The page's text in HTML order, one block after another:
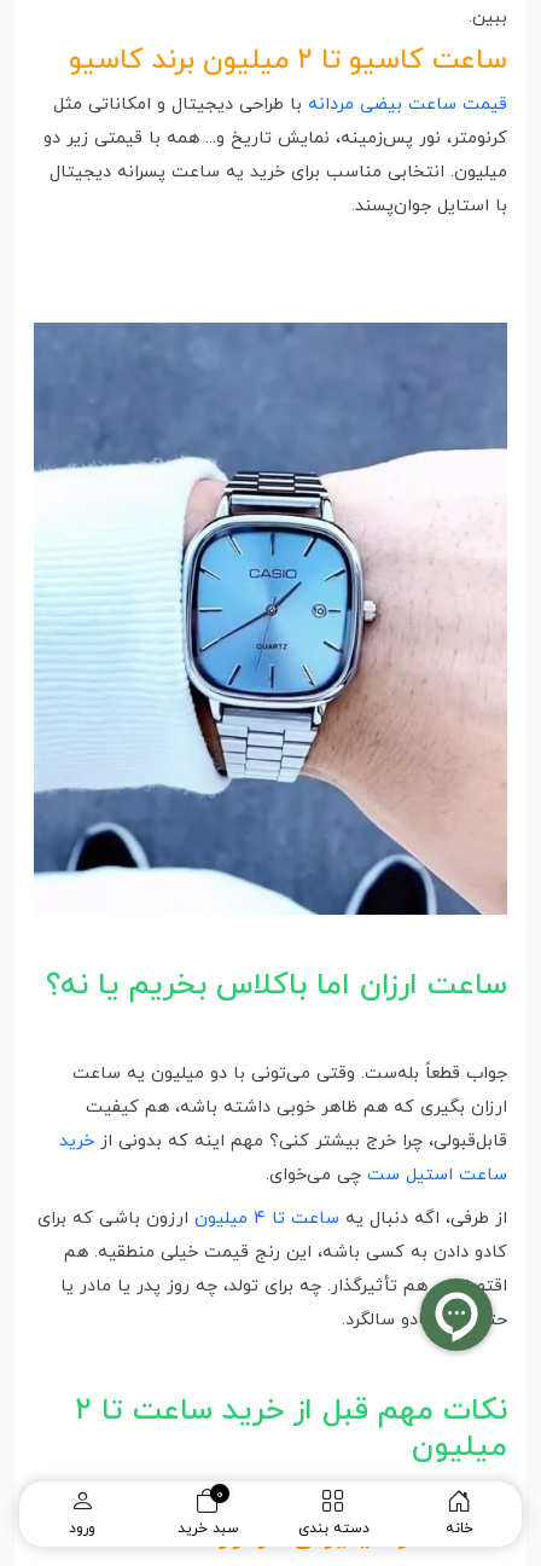
خانه دسته بندی سبد خرید
0
ورود
ببین.
ساعت کاسیو تا ۲ میلیون برند کاسیو
قیمت ساعت بیضی مردانه با طراحی دیجیتال و امکاناتی مثل
کرنومتر، نور پس‌زمینه، نمایش تاریخ و... همه با قیمتی زیر دو
میلیون. انتخابی مناسب برای خرید یه ساعت پسرانه دیجیتال
با استایل جوان‌پسند.
ساعت ارزان اما باکلاس بخریم یا نه؟
جواب قطعاً بله‌ست. وقتی می‌تونی با دو میلیون یه ساعت
ارزان بگیری که هم ظاهر خوبی داشته باشه، هم کیفیت
قابل‌قبولی، چرا خرج بیشتر کنی؟ مهم اینه که بدونی از خرید
ساعت استیل ست چی می‌خوای.
از طرفی، اگه دنبال یه ساعت تا ۴ میلیون
ارزون باشی که برای
کادو دادن به کسی باشه، این رنج قیمت خیلی منطقیه. هم
اقتصادیه، هم تأثیرگذار. چه برای تولد، چه روز پدر یا مادر یا
حتی برای کادو سالگرد.
نکات مهم قبل از خرید ساعت تا ۲
میلیون
ساعت دو میلیونی موتور ساعت